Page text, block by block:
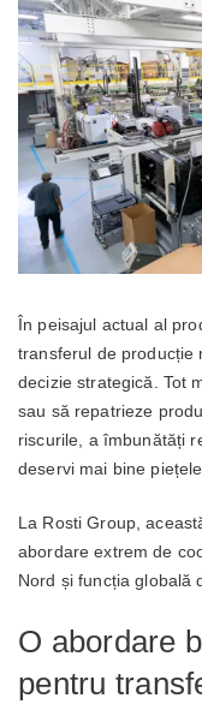
În peisajul actual al
transferul de producție
decizie strategică. Tot
sau să repatrieze
riscurile, a îmbunătăți
deservi mai bine
La Rosti Group,
abordare extrem de
Nord și funcția globală
O abordare
pentru